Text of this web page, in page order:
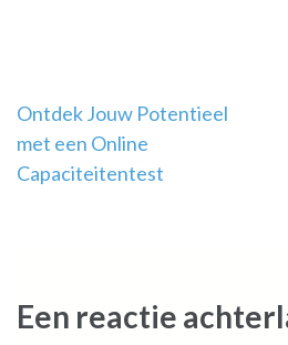
Berichtnavigatie
Ontdek Jouw Potentieel
met een Online
Capaciteitentest
Een reactie